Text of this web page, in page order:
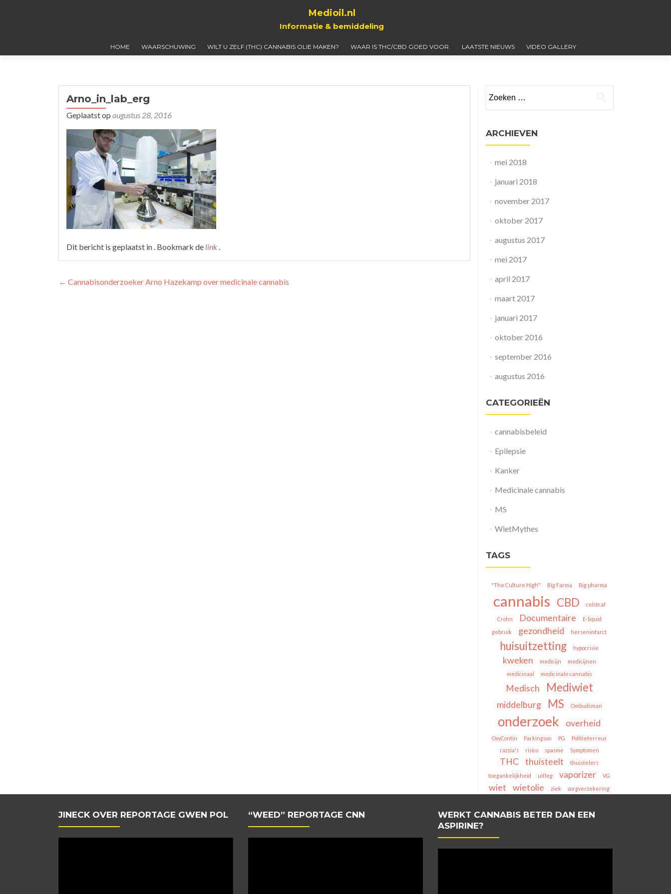
Medioil.nl
Informatie & bemiddeling
HOME WAARSCHUWING WILT U ZELF (THC) CANNABIS OLIE MAKEN? WAAR IS THC/CBD GOED VOOR. LAATSTE NIEUWS VIDEO GALLERY
Arno_in_lab_erg
Geplaatst op augustus 28, 2016
Dit bericht is geplaatst in . Bookmark de link .
Berichtnavigatie
← Cannabisonderzoeker Arno Hazekamp over medicinale cannabis
naar:
ARCHIEVEN
mei 2018
januari 2018
november 2017
oktober 2017
augustus 2017
mei 2017
april 2017
maart 2017
januari 2017
oktober 2016
september 2016
augustus 2016
CATEGORIEËN
cannabisbeleid
Epilepsie
Kanker
Medicinale cannabis
MS
WietMythes
TAGS
"The Culture High" Big Farma Big pharma
cannabis CBD celstraf
Crohn Documentaire
E-liquid
gebruik
gezondheid herseninfarct
huisuitzetting hypocrisie
kweken medicijn
medicijnen
medicinaal
medicinale cannabis
Medisch Mediwiet
middelburg MS Ombudsman
onderzoek overheid
OxyContin Parkingson PG
Politieterreur
razzia's
risico spasme Symptomen
THC thuisteelt
thuistelers
toegankelijkheid
uitleg vaporizer VG
wiet wietolie ziek zorgverzekering
JINECK OVER REPORTAGE GWEN POL “WEED” REPORTAGE CNN
WERKT CANNABIS BETER DAN EEN
ASPIRINE?